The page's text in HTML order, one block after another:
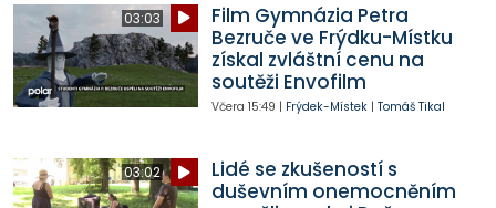
03:03
Film Gymnázia Petra
Bezruče ve Frýdku-Místku
získal zvláštní cenu na
soutěži Envofilm
Včera 15:49 | Frýdek-Místek| Tomáš Tikal
03:02
Lidé se zkušeností s
duševním onemocněním